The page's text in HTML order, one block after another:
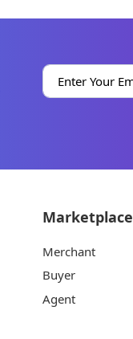
Marketplace
Merchant
Buyer
Agent